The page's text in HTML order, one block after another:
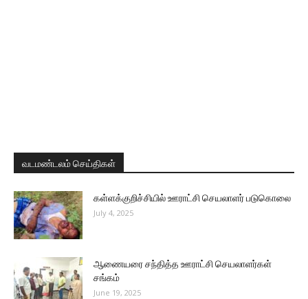
வடமண்டலம் செய்திகள்
கள்ளக்குறிச்சியில் ஊராட்சி செயலாளர் படுகொலை
July 4, 2025
ஆணையரை சந்தித்த ஊராட்சி செயலாளர்கள்
சங்கம்
June 19, 2025